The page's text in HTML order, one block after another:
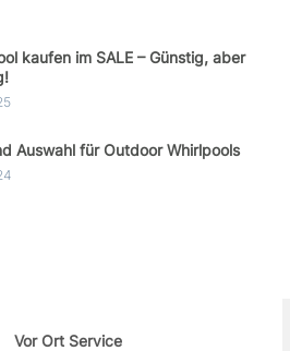
kaufen im SALE – Günstig, aber
Auswahl für Outdoor Whirlpools
Vor Ort Service